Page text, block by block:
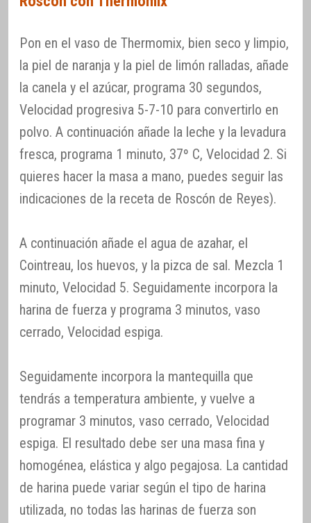
Pon en el vaso de Thermomix, bien seco y limpio,
la piel de naranja y la piel de limón ralladas, añade
la canela y el azúcar, programa 30 segundos,
Velocidad progresiva 5-7-10 para convertirlo en
polvo. A continuación añade la leche y la levadura
fresca, programa 1 minuto, 37º C, Velocidad 2. Si
quieres hacer la masa a mano, puedes seguir las
indicaciones de la receta de Roscón de Reyes).
A continuación añade el agua de azahar, el
Cointreau, los huevos, y la pizca de sal. Mezcla 1
minuto, Velocidad 5. Seguidamente incorpora la
harina de fuerza y programa 3 minutos, vaso
cerrado, Velocidad espiga.
Seguidamente incorpora la mantequilla que
tendrás a temperatura ambiente, y vuelve a
programar 3 minutos, vaso cerrado, Velocidad
espiga. El resultado debe ser una masa fina y
homogénea, elástica y algo pegajosa. La cantidad
de harina puede variar según el tipo de harina
utilizada, no todas las harinas de fuerza son